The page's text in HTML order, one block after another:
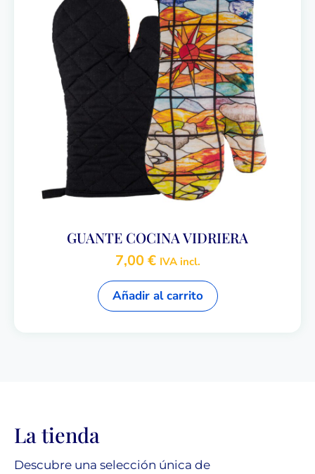
GUANTE COCINA VIDRIERA
7,00€ IVA incl.
Añadir al carrito
La tienda
Descubre una selección única de